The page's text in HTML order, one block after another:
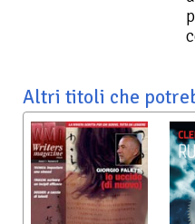
Altri titoli che